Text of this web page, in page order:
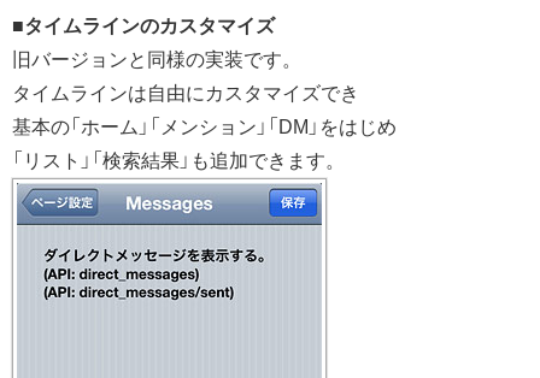
■タイムラインのカスタマイズ
旧バージョンと同様の実装です。
タイムラインは自由にカスタマイズでき
基本の「ホーム」「メンション」「DM」をはじめ
「リスト」「検索結果」も追加できます。